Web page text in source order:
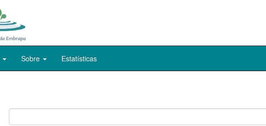
Sobre Estatísticas